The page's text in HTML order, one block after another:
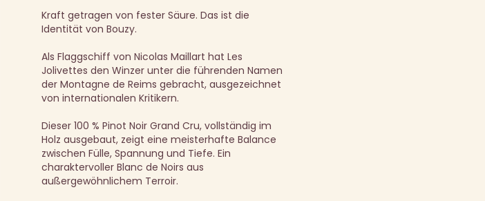
Kraft getragen von fester Säure. Das ist die
Identität von Bouzy.
Als Flaggschiff von Nicolas Maillart hat Les
Jolivettes den Winzer unter die führenden Namen
der Montagne de Reims gebracht, ausgezeichnet
von internationalen Kritikern.
Dieser 100 % Pinot Noir Grand Cru, vollständig im
Holz ausgebaut, zeigt eine meisterhafte Balance
zwischen Fülle, Spannung und Tiefe. Ein
charaktervoller Blanc de Noirs aus
außergewöhnlichem Terroir.